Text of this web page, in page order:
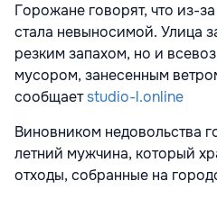
Горожане говорят, что из-
стала невыносимой. Улица
резким запахом, но и
мусором, занесенным
сообщаетstudio-l.online
Виновником недовольства
летний мужчина, который
отходы, собранные на